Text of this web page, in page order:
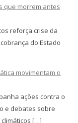
que morrem antes
reforça crise da
do Estado
movimentam o
ações contra o
e debates sobre
[…]